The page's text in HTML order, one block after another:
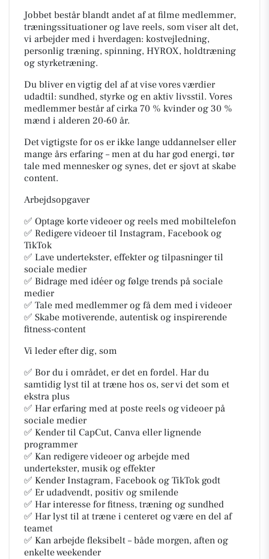
Jobbet består blandt andet af at filme medlemmer,
træningssituationer og lave reels, som viser alt det,
vi arbejder med i hverdagen: kostvejledning,
personlig træning, spinning, HYROX, holdtræning
og styrketræning.
Du bliver en vigtig del af at vise vores værdier
udadtil: sundhed, styrke og en aktiv livsstil. Vores
medlemmer består af cirka 70 % kvinder og 30 %
mænd i alderen 20-60 år.
Det vigtigste for os er ikke lange uddannelser eller
mange års erfaring – men at du har god energi, tør
tale med mennesker og synes, det er sjovt at skabe
content.
Arbejdsopgaver
✅ Optage korte videoer og reels med mobiltelefon
✅ Redigere videoer til Instagram, Facebook og
TikTok
✅ Lave undertekster, effekter og tilpasninger til
sociale medier
✅ Bidrage med idéer og følge trends på sociale
medier
✅ Tale med medlemmer og få dem med i videoer
✅ Skabe motiverende, autentisk og inspirerende
fitness-content
Vi leder efter dig, som
✅ Bor du i området, er det en fordel. Har du
samtidig lyst til at træne hos os, ser vi det som et
ekstra plus
✅ Har erfaring med at poste reels og videoer på
sociale medier
✅ Kender til CapCut, Canva eller lignende
programmer
✅ Kan redigere videoer og arbejde med
undertekster, musik og effekter
✅ Kender Instagram, Facebook og TikTok godt
✅ Er udadvendt, positiv og smilende
✅ Har interesse for fitness, træning og sundhed
✅ Har lyst til at træne i centeret og være en del af
teamet
✅ Kan arbejde fleksibelt – både morgen, aften og
enkelte weekender